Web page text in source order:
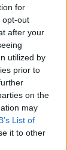
for
opt-out
after your
utilized by
prior to
on the
may
List of
it to other